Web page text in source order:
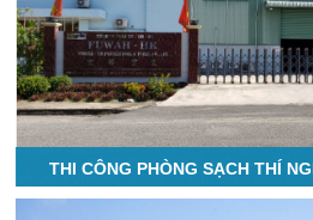
THI CÔNG PHÒNG SẠCH THÍ